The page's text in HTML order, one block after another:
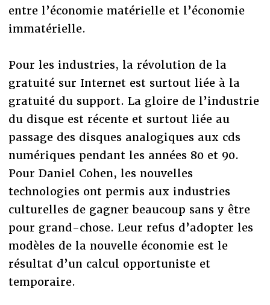
entre l’économie matérielle et l’économie
immatérielle.
Pour les industries, la révolution de la
gratuité sur Internet est surtout liée à la
gratuité du support. La gloire de l’industrie
du disque est récente et surtout liée au
passage des disques analogiques aux cds
numériques pendant les années 80 et 90.
Pour Daniel Cohen, les nouvelles
technologies ont permis aux industries
culturelles de gagner beaucoup sans y être
pour grand-chose. Leur refus d’adopter les
modèles de la nouvelle économie est le
résultat d’un calcul opportuniste et
temporaire.